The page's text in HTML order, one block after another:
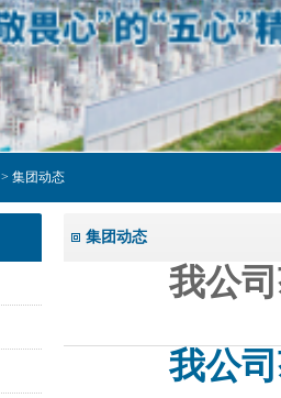
> 集团动态
集团动态
我公
我公